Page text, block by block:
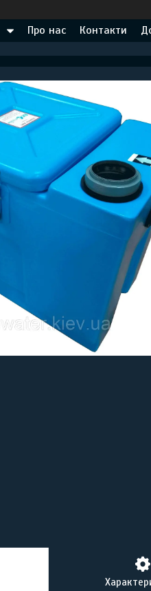
Про нас Контакти